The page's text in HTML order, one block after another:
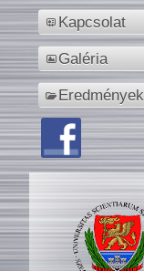
Kapcsolat
Galéria
Eredmények